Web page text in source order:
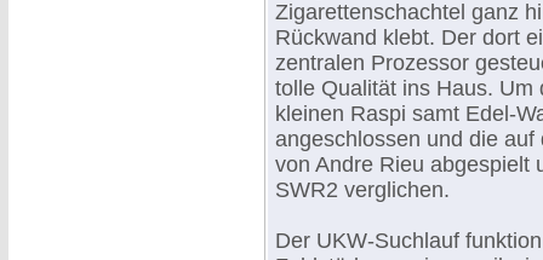
Zigarettenschachtel ganz
Rückwand klebt. Der dort
zentralen Prozessor
tolle Qualität ins Haus.
kleinen Raspi samt Edel-
angeschlossen und die
von Andre Rieu abgespielt
SWR2 verglichen.
Der UKW-Suchlauf